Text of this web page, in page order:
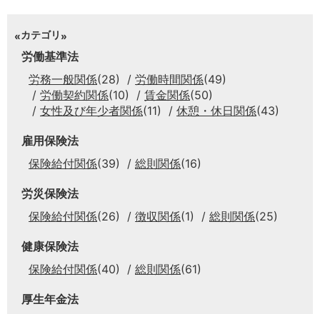
カテゴリ
労働基準法
労務一般関係(28) 労働時間関係(49)
労働契約関係(10) 賃金関係(50)
女性及び年少者関係(11) 休憩・休日関係(43)
雇用保険法
保険給付関係(39) 総則関係(16)
労災保険法
保険給付関係(26) 徴収関係(1) 総則関係(25)
健康保険法
保険給付関係(40) 総則関係(61)
厚生年金法